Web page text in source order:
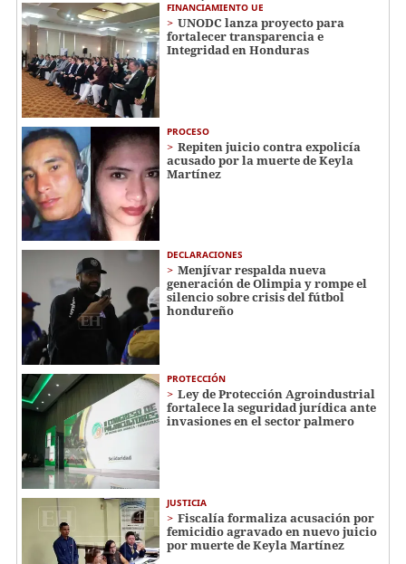
FINANCIAMIENTO UE
UNODC lanza proyecto para
fortalecer transparencia e
Integridad en Honduras
PROCESO
Repiten juicio contra expolicía
acusado por la muerte de Keyla
Martínez
DECLARACIONES
Menjívar respalda nueva
generación de Olimpia y rompe el
silencio sobre crisis del fútbol
hondureño
PROTECCIÓN
Ley de Protección Agroindustrial
fortalece la seguridad jurídica ante
invasiones en el sector palmero
JUSTICIA
Fiscalía formaliza acusación por
femicidio agravado en nuevo juicio
por muerte de Keyla Martínez